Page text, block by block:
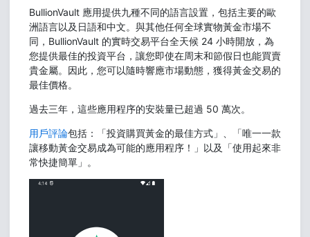
BullionVault 應用提供九種不同的語言設置，包括主要的歐
洲語言以及日語和中文。與其他任何全球實物黃金市場不
同，BullionVault 的實時交易平台全天候 24 小時開放，為
您提供最佳的投資平台，讓您即使在周末和節假日也能買賣
貴金屬。因此，您可以隨時響應市場動態，獲得黃金交易的
最佳價格。
過去三年，這些應用程序的安裝量已超過 50 萬次。
用戶評論包括：「投資購買黃金的最佳方式」、「唯一一款
讓移動黃金交易成為可能的應用程序！」以及「使用起來非
常快捷簡單」。